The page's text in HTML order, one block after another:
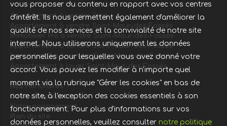
Appartement à vendre Paris
Appartement à vendre Saint-Maur-des-Fossés
Immobilier Pro à vendre Saint-Maur-des-Fossés
Appartement à vendre Saint-Maur-des-Fossés
Immobilier Pro à vendre Saint-Maur-des-Fossés
Appartement à louer Saint-Maur-des-Fossés
Nos Honoraires
Offre complète
Notre engagement
Plan du site
vous proposer du contenu en rapport avec vos centres
d'intérêt. Ils nous permettent également d'améliorer la
qualité de nos services et la convivialité de notre site
internet. Nous utiliserons uniquement les données
personnelles pour lesquelles vous avez donné votre
accord. Vous pouvez les modifier à n'importe quel
moment via la rubrique "Gérer les cookies" en bas de
notre site, à l'exception des cookies essentiels à son
fonctionnement. Pour plus d'informations sur vos
données personnelles, veuillez consulter notre politique